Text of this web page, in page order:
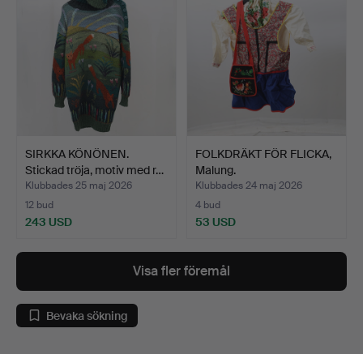
SIRKKA KÖNÖNEN.
Stickad tröja, motiv med r…
Klubbades 25 maj 2026
12 bud
243 USD
FOLKDRÄKT FÖR FLICKA,
Malung.
Klubbades 24 maj 2026
4 bud
53 USD
Visa fler föremål
Bevaka sökning